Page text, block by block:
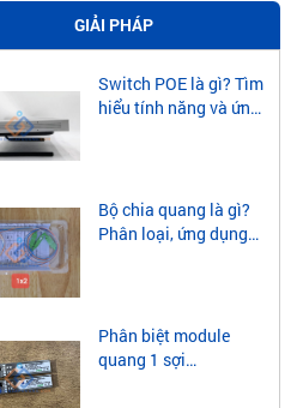
GIẢI PHÁP
Switch POE là gì? Tìm
hiểu tính năng và ứng
Bộ chia quang là gì?
Phân loại, ứng dụng
Phân biệt module
quang 1 sợi